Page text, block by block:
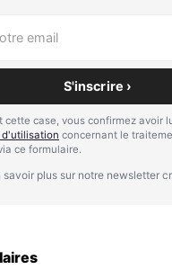
S'inscrire ›
cette case, vous confirmez avoir
concernant le
ce formulaire.
savoir plus sur notre newsletter